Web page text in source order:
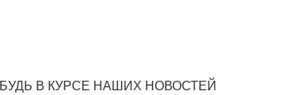
БУДЬ В КУРСЕ НАШИХ НОВОСТЕЙ